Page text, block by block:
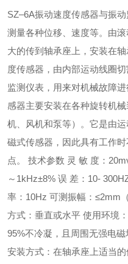
SZ–6A振动速度传感器与振
测量各种位移、速度等。 由
大的传到轴承座上，安装在
度传感器，由内部运动线圈
监测仪表，用来对机械故障进
感器主要安装在各种旋转机
机、风机和泵等）。它是由
磁式传感器，因此具有工作
点。
技术参数 灵 敏 度：
～ 1kHz±8% 误 差： 10-
率： 10Hz 可测振幅： ≤2mm
方式：垂直或水平 使用环境
95%不冷凝，且周围无强电磁
安装方式：在轴承座上适当